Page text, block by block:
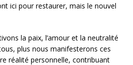
ici pour restaurer, mais le nouvel
la paix, l’amour et la neutralité
plus nous manifesterons ces
réalité personnelle, contribuant